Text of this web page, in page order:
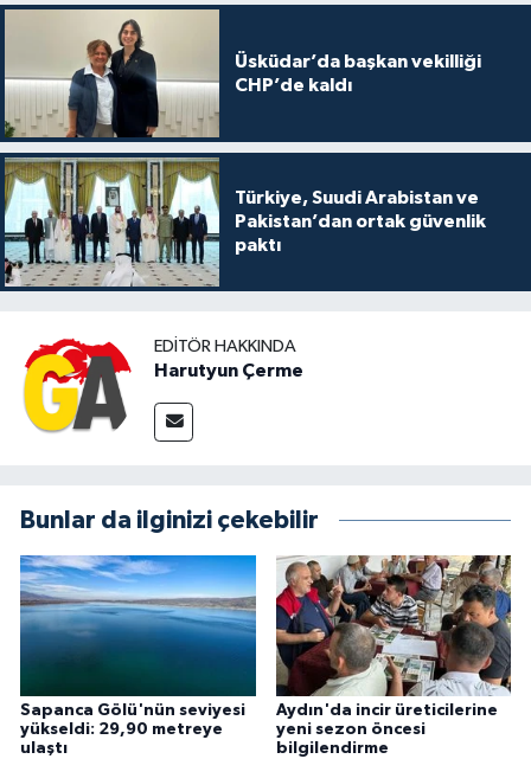
Üsküdar’da başkan vekilliği
CHP’de kaldı
Türkiye, Suudi Arabistan ve
Pakistan’dan ortak güvenlik
paktı
EDITÖR HAKKINDA
Harutyun Çerme
Bunlar da ilginizi çekebilir
Sapanca Gölü'nün seviyesi
yükseldi: 29,90 metreye
ulaştı
Aydın'da incir üreticilerine
yeni sezon öncesi
bilgilendirme